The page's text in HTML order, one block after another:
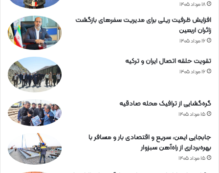
۱۸ مرداد ۱۴۰۵
افزایش ظرفیت ریلی برای مدیریت سفرهای بازگشت
زائران اربعین
۱۶ مرداد ۱۴۰۵
تقویت حلقه اتصال ایران و ترکیه
۱۶ مرداد ۱۴۰۵
گره‌گشایی از ترافیک محله صادقیه
۱۵ مرداد ۱۴۰۵
جابجایی ایمن، سریع و اقتصادی بار و مسافر با
بهره‌برداری از راه‌آهن سبزوار
۱۵ مرداد ۱۴۰۵